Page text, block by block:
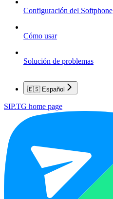
Configuración del Softphone
Cómo usar
Solución de problemas
🇪🇸 Español
SIP.TG home page